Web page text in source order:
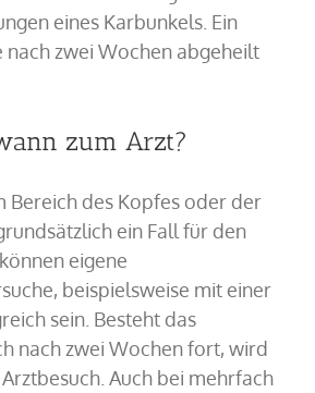
eines Karbunkels. Ein
zwei Wochen abgeheilt
zum Arzt?
Bereich des Kopfes oder der
ein Fall für den
eigene
beispielsweise mit einer
sein. Besteht das
nach zwei Wochen fort, wird
Auch bei mehrfach